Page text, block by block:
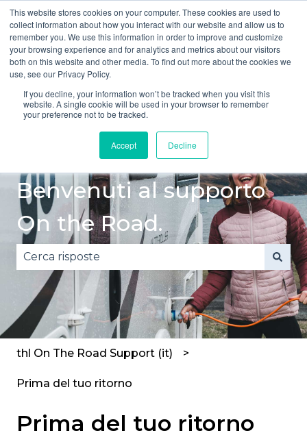
This website stores cookies on your computer. These cookies are used to
collect information about how you interact with our website and allow us to
remember you. We use this information in order to improve and customize
your browsing experience and for analytics and metrics about our visitors
both on this website and other media. To find out more about the cookies we
use, see our Privacy Policy.
If you decline, your information won’t be tracked when you visit this
website. A single cookie will be used in your browser to remember
your preference not to be tracked.
Accept Decline
ItalianoMostra sottomenu per le traduzioni
Guida
rapida
Guida
sicura
Incidente
o danno
Guasto
Benvenuti al supporto
On the Road.
Non sono presenti suggerimenti perché il
thl On The Road Support (it)
Prima del tuo ritorno
Prima del tuo ritorno